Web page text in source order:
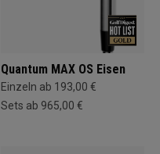
Quantum MAX OS Eisen
Einzeln ab 193,00 €
Sets ab 965,00 €